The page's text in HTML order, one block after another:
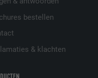
bestellen
& klachten